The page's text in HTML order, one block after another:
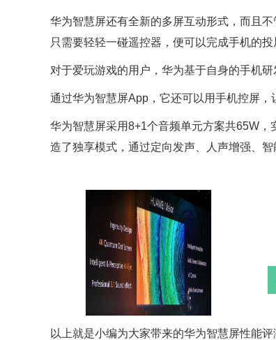
华为智慧屏还有全新的多屏互动形式，而且
只需要轻轻一碰遥控器，便可以完成手机的投
对于爱玩游戏的用户，华为基于自身的手机
通过华为智慧屏App，它还可以用手机控屏，
华为智慧屏采用8+1个音频单元方案共65W
造了独享模式，通过定向发声、人声增强、智
以上就是小编为大家带来的华为智慧屏性能评